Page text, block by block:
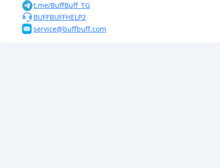
t.me/BuffBuff_TG
BUFFBUFFHELP2
service@buffbuff.com